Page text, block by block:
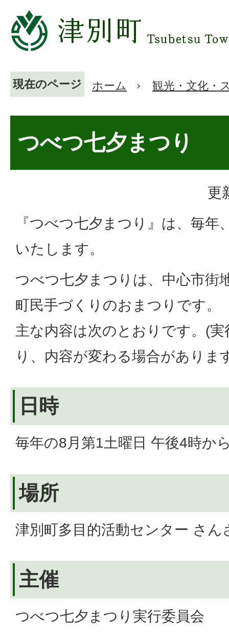
現在のページ ホーム 観光・文化・
つべつ七夕まつり
更
『つべつ七夕まつり』は、毎年
いたします。
つべつ七夕まつりは、中心市街
町民手づくりのおまつりです。
主な内容は次のとおりです。(
り、内容が変わる場合がありま
日時
毎年の8月第1土曜日 午後4時か
場所
津別町多目的活動センター さん
主催
つべつ七夕まつり実行委員会